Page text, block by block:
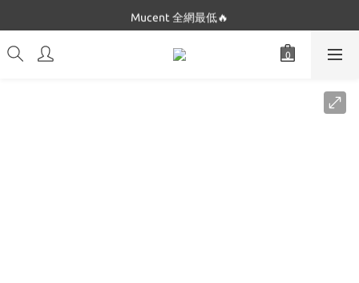
Dickies 最低$280起🔥
Mucent 全網最低🔥
Dickies 最低$280起🔥